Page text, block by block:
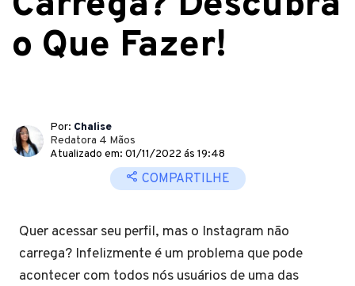
o Que Fazer!
Por: Chalise
Redatora 4 Mãos
Atualizado em: 01/11/2022 ás 19:48
COMPARTILHE
Quer acessar seu perfil, mas o Instagram não
carrega? Infelizmente é um problema que pode
acontecer com todos nós usuários de uma das